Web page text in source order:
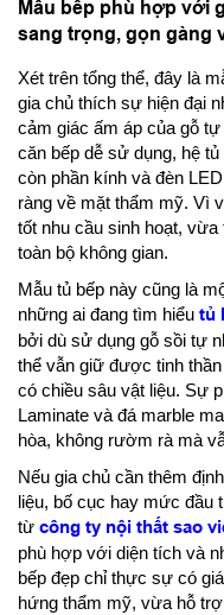
Mẫu bếp phù hợp với
sang trọng, gọn gàng
Xét trên tổng thể, đây là
gia chủ thích sự hiện đại
cảm giác ấm áp của gỗ
căn bếp dễ sử dụng, hệ
còn phần kính và đèn
ràng về mặt thẩm mỹ. Vì
tốt nhu cầu sinh hoạt,
toàn bộ không gian.
Mẫu tủ bếp này cũng là
những ai đang tìm hiểu tủ
bởi dù sử dụng gỗ sồi tự
thể vẫn giữ được tinh
có chiều sâu vật liệu. Sự
Laminate và đá marble
hòa, không rườm rà mà
Nếu gia chủ cần thêm
liệu, bố cục hay mức đầu
từ công ty nội thất sao
phù hợp với diện tích và
bếp đẹp chỉ thực sự có
hứng thẩm mỹ, vừa hỗ